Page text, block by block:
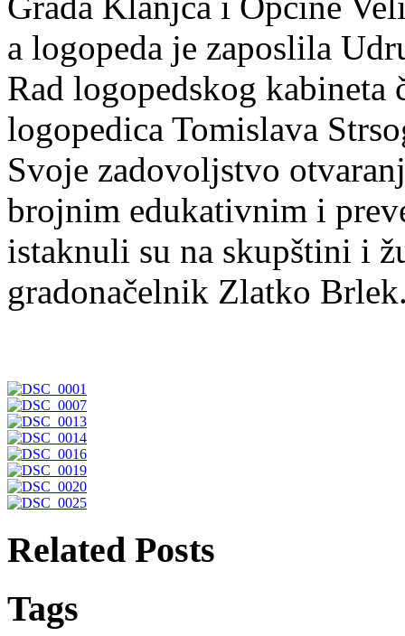
a logopeda je zaposlila
Rad logopedskog
logopedica Tomislava
Svoje zadovoljstvo
brojnim edukativnim i
istaknuli su na skupštini i
gradonačelnik Zlatko
Related Posts
Tags